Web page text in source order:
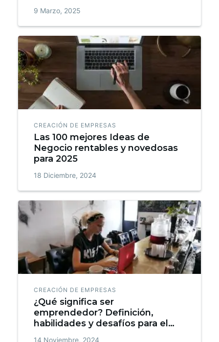
9 Marzo, 2025
CREACIÓN DE EMPRESAS
Las 100 mejores Ideas de
Negocio rentables y novedosas
para 2025
18 Diciembre, 2024
CREACIÓN DE EMPRESAS
¿Qué significa ser
emprendedor? Definición,
habilidades y desafíos para el
14 Noviembre, 2024